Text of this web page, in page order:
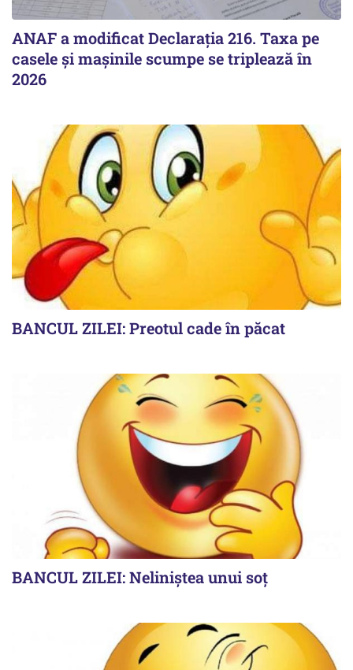
ANAF a modificat Declarația 216. Taxa pe
casele și mașinile scumpe se triplează în
2026
BANCUL ZILEI: Preotul cade în păcat
BANCUL ZILEI: Neliniștea unui soț